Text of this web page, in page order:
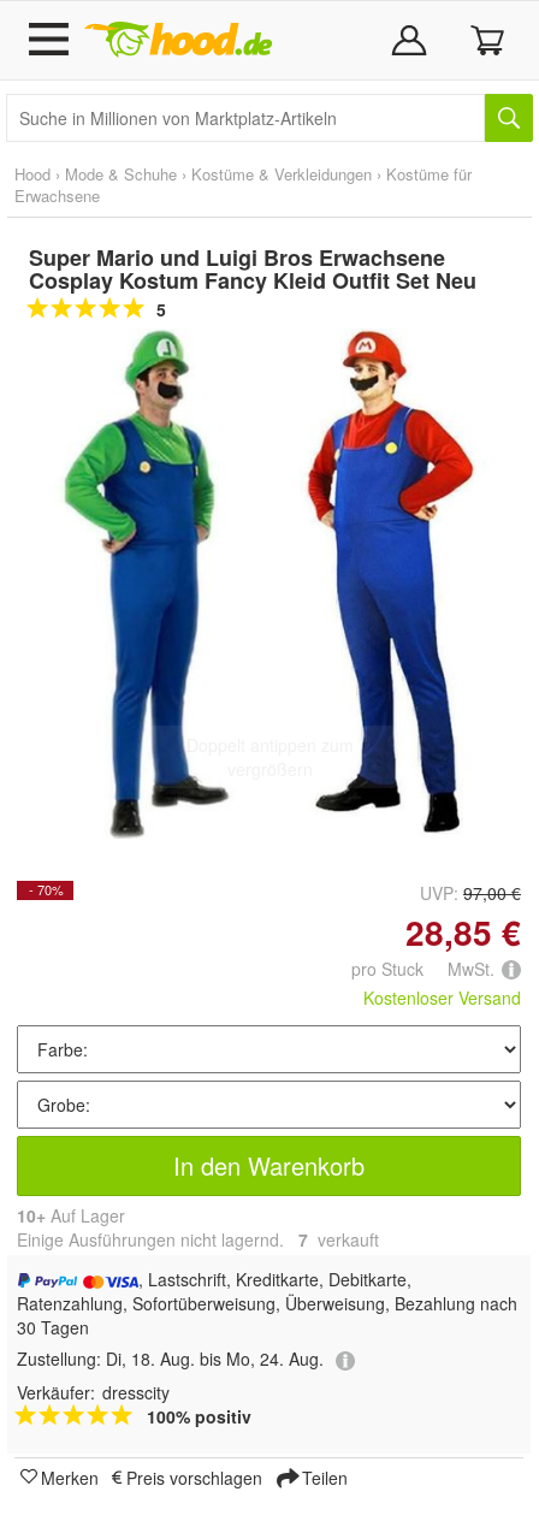
Hood › Mode & Schuhe › Kostüme & Verkleidungen › Kostüme für
Erwachsene
Super Mario und Luigi Bros Erwachsene
Cosplay Kostum Fancy Kleid Outfit Set Neu
5
- 70% UVP: 97,00 €
28,85 €
pro Stuck MwSt.
Kostenloser Versand
In den Warenkorb
10+ Auf Lager
Einige Ausführungen nicht lagernd. 7 verkauft
, Lastschrift, Kreditkarte, Debitkarte,
Ratenzahlung, Sofortüberweisung, Überweisung, Bezahlung nach
30 Tagen
Zustellung: Di, 18. Aug. bis Mo, 24. Aug.
Verkäufer: dresscity
100% positiv
Merken Preis vorschlagen Teilen